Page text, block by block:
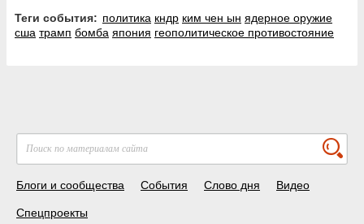
Теги события: политика кндр ким чен ын ядерное оружие
сша трамп бомба япония геополитическое противостояние
Блоги и сообщества События Слово дня Видео
Спецпроекты